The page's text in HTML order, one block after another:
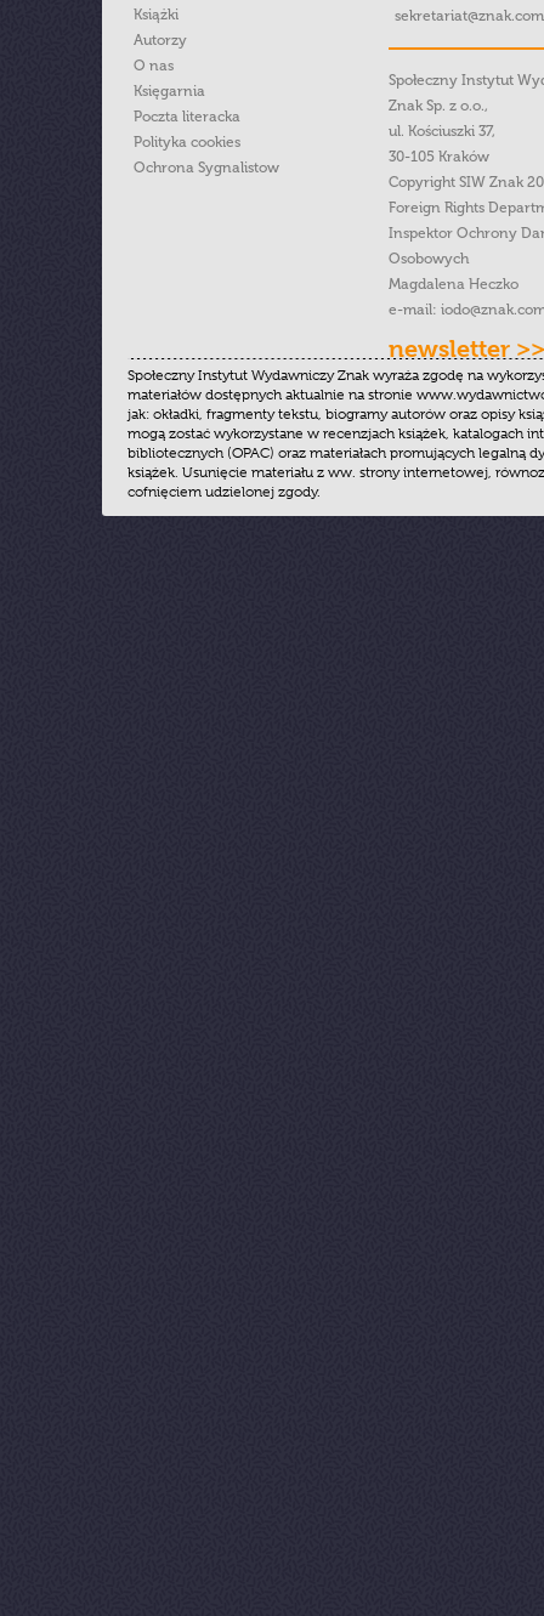
Książki
Autorzy
O nas
Księgarnia
Poczta literacka
Polityka cookies
Ochrona Sygnalistow
Społeczny Instytut
Znak Sp. z o.o.,
ul. Kościuszki 37,
30-105 Kraków
Copyright SIW Znak
Foreign Rights
Inspektor Ochrony
Osobowych
Magdalena Heczko
e-mail:
newsletter >>
Społeczny Instytut Wydawniczy Znak wyraża zgodę na
materiałów dostępnych aktualnie na stronie
jak: okładki, fragmenty tekstu, biogramy autorów oraz opisy
mogą zostać wykorzystane w recenzjach książek, katalogach
bibliotecznych (OPAC) oraz materiałach promujących legalną
książek. Usunięcie materiału z ww. strony internetowej,
cofnięciem udzielonej zgody.